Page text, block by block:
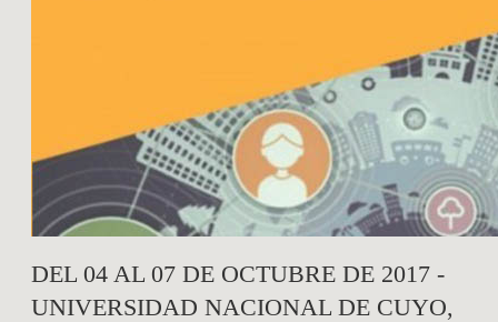
DEL 04 AL 07 DE OCTUBRE DE 2017 -
UNIVERSIDAD NACIONAL DE CUYO,